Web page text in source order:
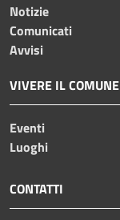
Notizie
Comunicati
Avvisi
VIVERE IL COMUNE
Eventi
Luoghi
CONTATTI